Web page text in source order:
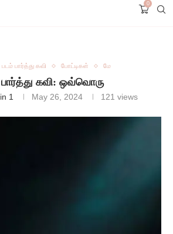
0
படம் பார்த்து கவி போட்டிகள் மே
கவி: ஒவ்வொரு
1 May 26, 2024 121 views